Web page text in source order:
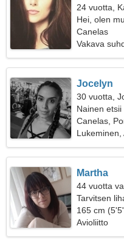
24 vuotta,
Hei, olen
Canelas
Vakava
Jocelyn
30 vuotta,
Nainen
Canelas,
Lukeminen,
Martha
44 vuotta
Tarvitsen
yhdessä
165 cm
Avioliitto